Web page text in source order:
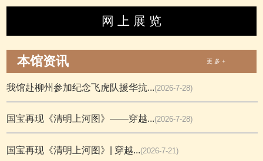
网 上 展 览
本馆资讯 更 多 +
我馆赴柳州参加纪念飞虎队援华抗...(2026-7-28)
国宝再现《清明上河图》——穿越...(2026-7-28)
国宝再现《清明上河图》| 穿越...(2026-7-21)